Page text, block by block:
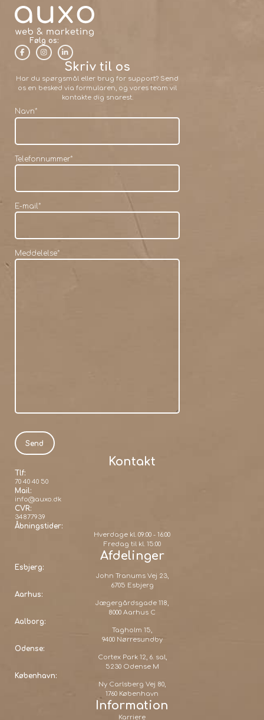
Følg os:
Skriv til os
Har du spørgsmål eller brug for support? Send
os en besked via formularen, og vores team vil
kontakte dig snarest.
Navn*
Telefonnummer*
E-mail*
Meddelelse*
Kontakt
Tlf:
70 40 40 50
Mail:
info@auxo.dk
CVR:
34877939
Åbningstider:
Hverdage kl. 09:00 - 16:00
Fredag til kl. 15:00
Afdelinger
Esbjerg:
John Tranums Vej 23,
6705 Esbjerg
Aarhus:
Jægergårdsgade 118,
8000 Aarhus C
Aalborg:
Tagholm 15,
9400 Nørresundby
Odense:
Cortex Park 12, 6. sal,
5230 Odense M
København:
Ny Carlsberg Vej 80,
1760 København
Information
Karriere